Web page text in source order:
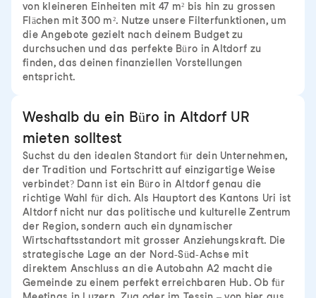
von kleineren Einheiten mit 47 m² bis hin zu grossen
Flächen mit 300 m². Nutze unsere Filterfunktionen, um
die Angebote gezielt nach deinem Budget zu
durchsuchen und das perfekte Büro in Altdorf zu
finden, das deinen finanziellen Vorstellungen
entspricht.
Weshalb du ein Büro in Altdorf UR
mieten solltest
Suchst du den idealen Standort für dein Unternehmen,
der Tradition und Fortschritt auf einzigartige Weise
verbindet? Dann ist ein Büro in Altdorf genau die
richtige Wahl für dich. Als Hauptort des Kantons Uri ist
Altdorf nicht nur das politische und kulturelle Zentrum
der Region, sondern auch ein dynamischer
Wirtschaftsstandort mit grosser Anziehungskraft. Die
strategische Lage an der Nord-Süd-Achse mit
direktem Anschluss an die Autobahn A2 macht die
Gemeinde zu einem perfekt erreichbaren Hub. Ob für